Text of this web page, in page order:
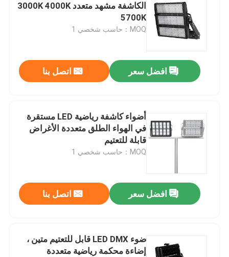
الكاشفة مشهد متعدد 3000K 4000K
5700K
MOQ：حاسب شخصي 1
افضل سعر اتصل بنا
أضواء كاشفة رياضية LED مستقرة
في الهواء الطلق متعددة الأغراض
قابلة للتعتيم
MOQ：حاسب شخصي 1
افضل سعر اتصل بنا
ضوء LED DMX قابل للتعتيم متين ،
إضاءة محكمة رياضية متعددة